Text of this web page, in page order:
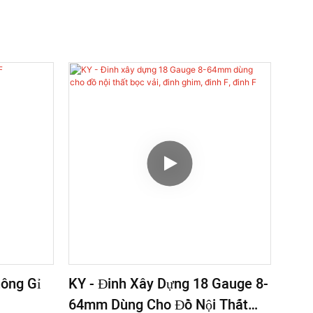
Gỉ
KY - Đinh Xây Dựng 18 Gauge 8-
64mm Dùng Cho Đồ Nội Thất